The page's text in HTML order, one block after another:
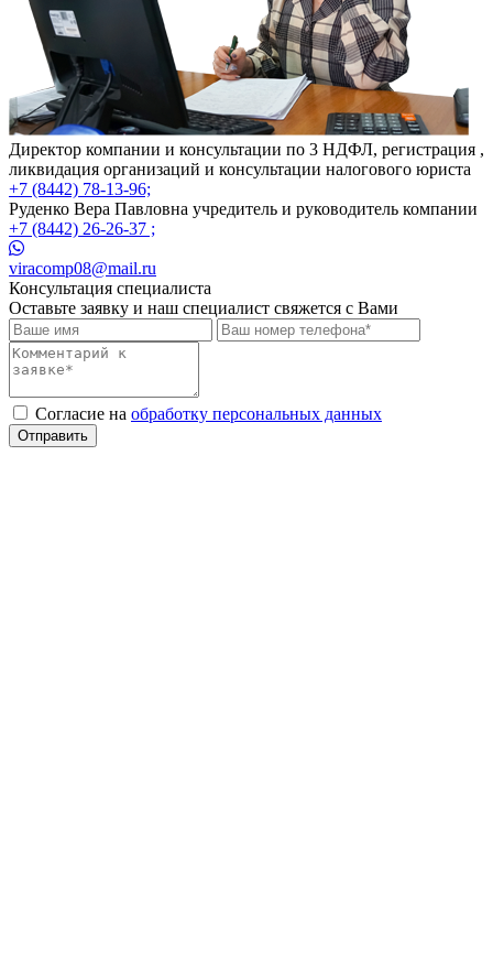
Директор компании и консультации по 3 НДФЛ, регистрация ,
ликвидация организаций и консультации налогового юриста
+7 (8442) 78-13-96;
Руденко Вера Павловна учредитель и руководитель компании
+7 (8442) 26-26-37 ;
viracomp08@mail.ru
Консультация специалиста
Оставьте заявку и наш специалист свяжется с Вами
Cогласие на обработку персональных данных
Отправить